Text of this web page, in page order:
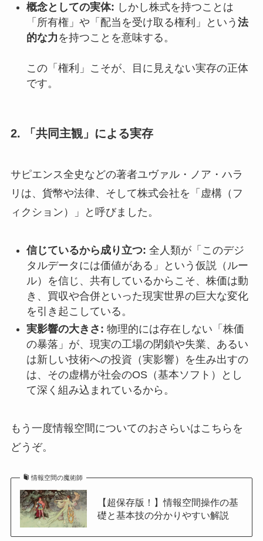
概念としての実体: しかし株式を持つことは
「所有権」や「配当を受け取る権利」という 法
的な力 を持つことを意味する。
この「権利」こそが、目に見えない実存の正体
です。
2. 「共同主観」による実存
サピエンス全史などの著者ユヴァル・ノア・ハラ
リは、貨幣や法律、そして株式会社を「虚構（フ
ィクション）」と呼びました。
信じているから成り立つ: 全人類が「このデジ
タルデータには価値がある」という仮説（ルー
ル）を信じ、共有しているからこそ、株価は動
き、買収や合併といった現実世界の巨大な変化
を引き起こしている。
実影響の大きさ: 物理的には存在しない「株価
の暴落」が、現実の工場の閉鎖や失業、あるい
は新しい技術への投資（実影響）を生み出すの
は、その虚構が社会のOS（基本ソフト）とし
て深く組み込まれているから。
もう一度情報空間についてのおさらいはこちらを
どうぞ。
情報空間の魔術師
【超保存版！】情報空間操作の基
礎と基本技の分かりやすい解説